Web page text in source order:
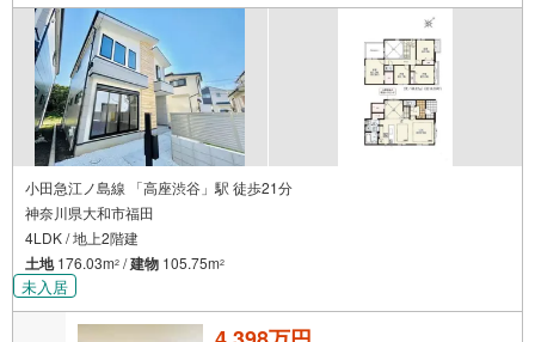
小田急江ノ島線 「高座渋谷」駅 徒歩21分
神奈川県大和市福田
4LDK / 地上2階建
土地176.03m2 /建物 105.75m2
未入居